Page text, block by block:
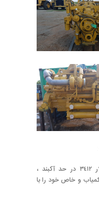
فروش ويژه موتور كامل كاترپيلار ٣٤١٢ در حد آكبند ،
و خاص خود را با